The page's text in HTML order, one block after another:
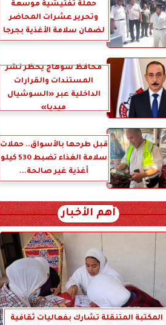
حملة تفتيشية موسعة
وتحرير عشرات المحاضر
لضمان سلامة الأغذية بجرجا
محافظ سوهاج يحظر نشر
المستندات والقرارات
الداخلية عبر «السوشيال
ميديا»
قبل طرحها بالأسواق.. حملات
سلامة الغذاء تضبط 530 كيلو
أغذية غير صالحة...
أهم الأخبار
المكتبة المتنقلة تشارك بفعاليات ثقافية